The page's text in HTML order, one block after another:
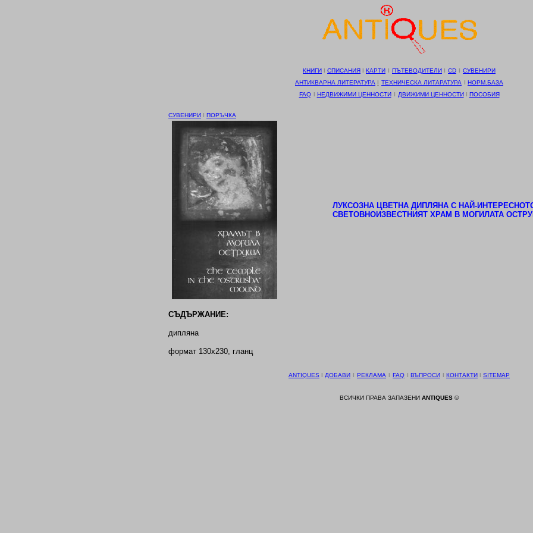
КНИГИ І СПИСАНИЯ І КАРТИ І ПЪТЕВОДИТЕЛИ І CD І СУВЕНИРИ
АНТИКВАРНА ЛИТЕРАТУРА І ТЕХНИЧЕСКА ЛИТАРАТУРА І НОРМ.БАЗА
FAQ І НЕДВИЖИМИ ЦЕННОСТИ І ДВИЖИМИ ЦЕННОСТИ І ПОСОБИЯ
СУВЕНИРИ І ПОРЪЧКА
ЛУКСОЗНА ЦВЕТНА ДИПЛЯНА С НАЙ-
СВЕТОВНОИЗВЕСТНИЯТ ХРАМ В МОГИЛАТА
СЪДЪРЖАНИЕ:
дипляна
формат 130х230, гланц
ANTIQUES І ДОБАВИ І РЕКЛАМА І FAQ І ВЪПРОСИ І КОНТАКТИ І SITEMAP
ВСИЧКИ ПРАВА ЗАПАЗЕНИ ANTIQUES ©